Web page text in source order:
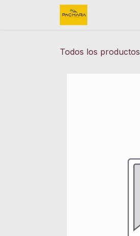
Todos los productos